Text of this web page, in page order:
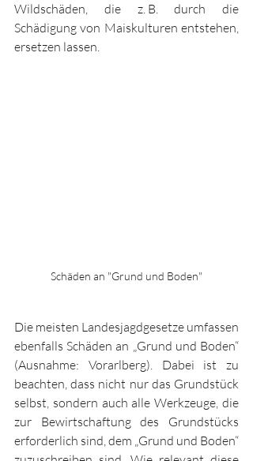
Wildschäden, die z. B. durch die
Schädigung von Maiskulturen entstehen,
ersetzen lassen.
Schäden an "Grund und Boden"
Die meisten Landesjagdgesetze ­umfassen
ebenfalls Schäden an „Grund und Boden“
(Ausnahme: Vorarlberg). Dabei ist zu
beachten, dass nicht nur das Grundstück
selbst, sondern auch alle Werkzeuge, die
zur Bewirtschaftung des Grundstücks
erfor­derlich sind, dem „Grund und Boden“